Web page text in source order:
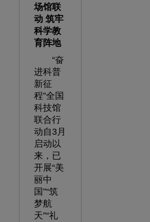
场馆联
动 筑牢
科学教
育阵地
“奋
进科普
新征
程”全国
科技馆
联合行
动自3月
启动以
来，已
开展“美
丽中
国”“筑
梦航
天”“礼